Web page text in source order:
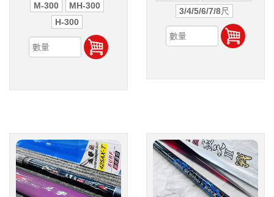
M-300
MH-300
H-300
3/4/5/6/7/8尺